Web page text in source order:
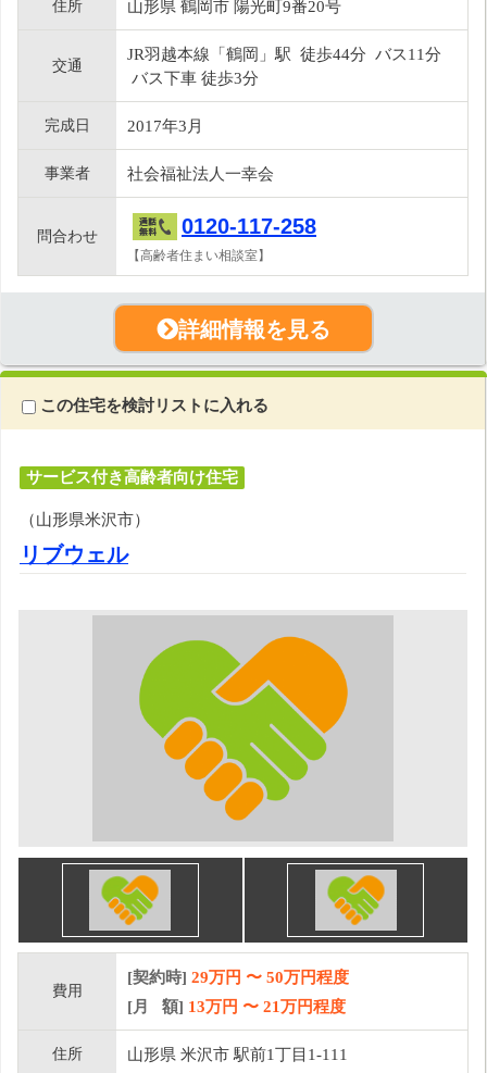
住所 山形県 鶴岡市 陽光町9番20号
交通
JR羽越本線「鶴岡」駅 徒歩44分 バス11分
バス下車 徒歩3分
完成日 2017年3月
事業者 社会福祉法人一幸会
問合わせ 0120-117-258
【高齢者住まい相談室】
詳細情報を見る
この住宅を検討リストに入れる
サービス付き高齢者向け住宅
（山形県米沢市）
リブウェル
費用
[契約時] 29万円 〜 50万円程度
[月 額] 13万円 〜 21万円程度
住所 山形県 米沢市 駅前1丁目1-111